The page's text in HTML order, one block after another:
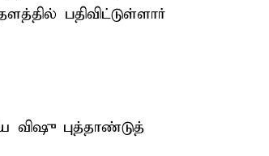
பதிவிட்டுள்ளார்
புத்தாண்டுத்